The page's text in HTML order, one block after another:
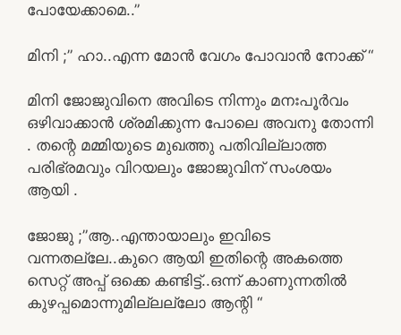
പോയേക്കാമെ..”
മിനി ;” ഹാ..എന്ന മോൻ വേഗം പോവാൻ നോക്ക് “
മിനി ജോജുവിനെ അവിടെ നിന്നും മനഃപൂർവം
ഒഴിവാക്കാൻ ശ്രമിക്കുന്ന പോലെ അവനു തോന്നി
. തന്റെ മമ്മിയുടെ മുഖത്തു പതിവില്ലാത്ത
പരിഭ്രമവും വിറയലും ജോജുവിന്‌ സംശയം
ആയി .
ജോജു ;”ആ..എന്തായാലും ഇവിടെ
വന്നതല്ലേ..കുറെ ആയി ഇതിന്റെ അകത്തെ
സെറ്റ് അപ്പ് ഒക്കെ കണ്ടിട്ട്..ഒന്ന് കാണുന്നതിൽ
കുഴപ്പമൊന്നുമില്ലല്ലോ ആന്റി “